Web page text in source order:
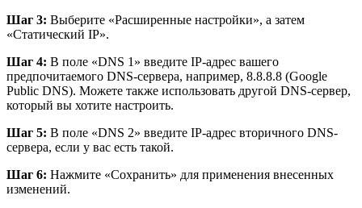
Шаг 3: Выберите «Расширенные настройки», а затем
«Статический IP».
Шаг 4: В поле «DNS 1» введите IP-адрес вашего
предпочитаемого DNS-сервера, например, 8.8.8.8 (Google
Public DNS). Можете также использовать другой DNS-сервер,
который вы хотите настроить.
Шаг 5: В поле «DNS 2» введите IP-адрес вторичного DNS-
сервера, если у вас есть такой.
Шаг 6: Нажмите «Сохранить» для применения внесенных
изменений.